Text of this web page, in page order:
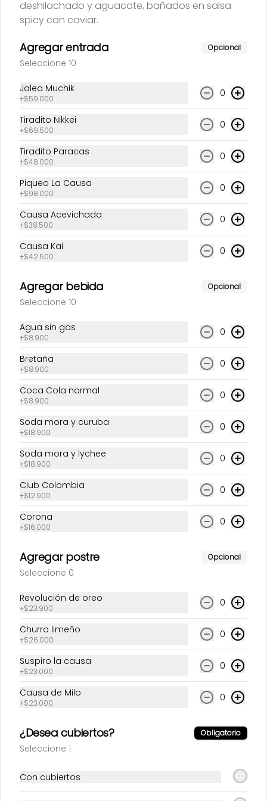
Causas
Causa Kai
$42.500
Causa Parumetto
tricolor
$42.500
Causa Tako
$73.000
Causa acevichada
Conócenos
Términos y condiciones
Política de privacidad
Redes sociales
deshilachado y aguacate, bañados en salsa
spicy con caviar.
Agregar entrada Opcional
Seleccione 10
Jalea Muchik
+$59.000 0
Tiradito Nikkei
+$69.500 0
Tiradito Paracas
+$48.000 0
Piqueo La Causa
+$98.000 0
Causa Acevichada
+$38.500 0
Causa Kai
+$42.500 0
Agregar bebida Opcional
Seleccione 10
Agua sin gas
+$8.900 0
Bretaña
+$8.900 0
Coca Cola normal
+$8.900 0
Soda mora y curuba
+$18.900 0
Soda mora y lychee
+$18.900 0
Club Colombia
+$12.900 0
Corona
+$16.000 0
Agregar postre Opcional
Seleccione 0
Revolución de oreo
+$23.900 0
Churro limeño
+$26.000 0
Suspiro la causa
+$23.000 0
Causa de Milo
+$23.000 0
¿Desea cubiertos? Obligatorio
Seleccione 1
Con cubiertos